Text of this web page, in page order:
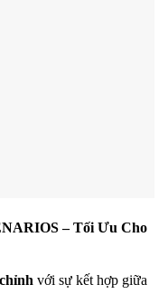
– Tối Ưu Cho
với sự kết hợp giữa